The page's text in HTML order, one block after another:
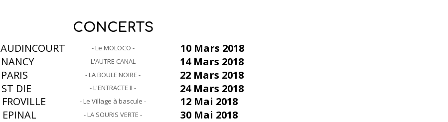
CONCERTS
- L'AUTRE CANAL -
NANCY
14 Mars 2018
22 Mars 2018
- LA BOULE NOIRE -
PARIS
ST DIE
- L'ENTRACTE II -
24 Mars 2018
EPINAL
- LA SOURIS VERTE - 30 Mai 2018
FROVILLE - Le Village à bascule - 12 Mai 2018
AUDINCOURT - Le MOLOCO - 10 Mars 2018